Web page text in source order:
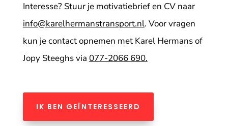
Interesse? Stuur je motivatiebrief en CV naar
info@karelhermanstransport.nl. Voor vragen
kun je contact opnemen met Karel Hermans of
Jopy Steeghs via 077-2066 690.
IK BEN GEÏNTERESSEERD